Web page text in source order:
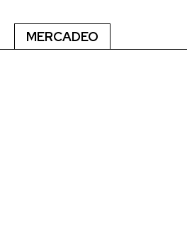
MERCADEO